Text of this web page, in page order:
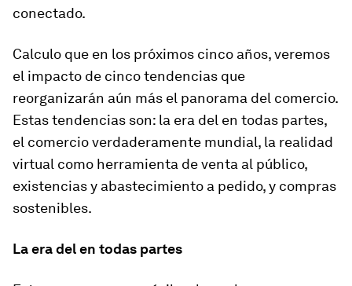
conectado.
Calculo que en los próximos cinco años, veremos
el impacto de cinco tendencias que
reorganizarán aún más el panorama del comercio.
Estas tendencias son: la era del en todas partes,
el comercio verdaderamente mundial, la realidad
virtual como herramienta de venta al público,
existencias y abastecimiento a pedido, y compras
sostenibles.
La era del en todas partes